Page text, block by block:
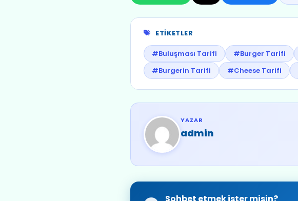
ETIKETLER
#Buluşması Tarifi #Burger Tarifi
#Burgerin Tarifi
#Cheese Tarifi
YAZAR
admin
Sohbet etmek ister misin?